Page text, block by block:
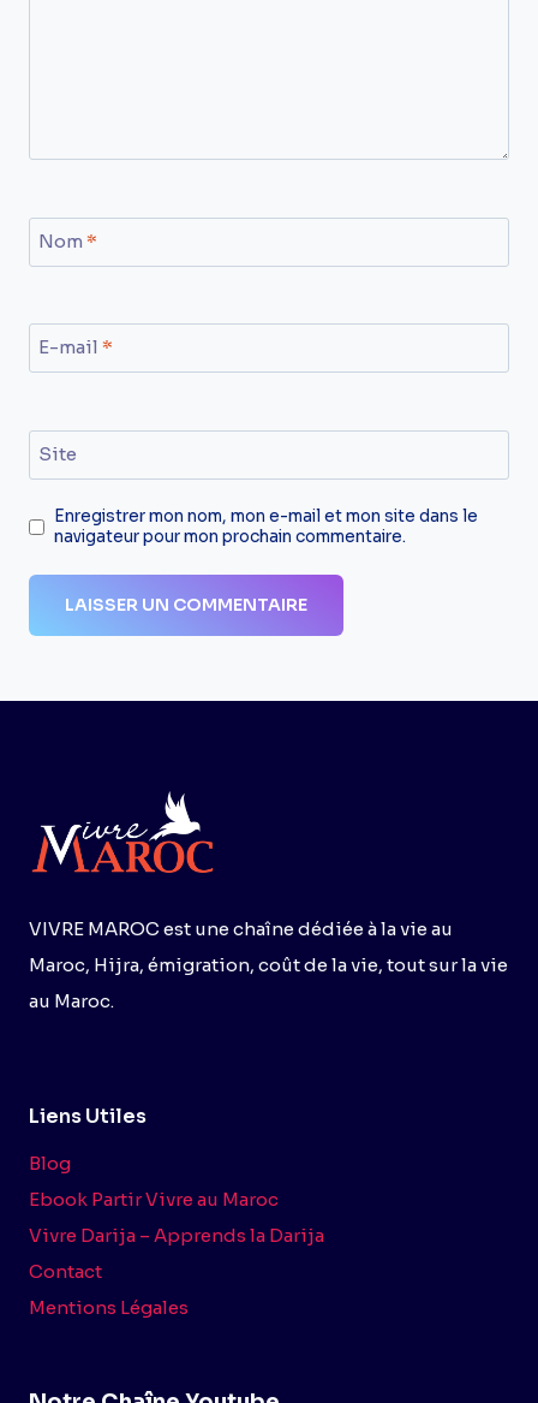
Nom *
E-mail *
Site
Enregistrer mon nom, mon e-mail et mon site dans le
navigateur pour mon prochain commentaire.
VIVRE MAROC est une chaîne dédiée à la vie au
Maroc, Hijra, émigration, coût de la vie, tout sur la vie
au Maroc.
Liens Utiles
Blog
Ebook Partir Vivre au Maroc
Vivre Darija – Apprends la Darija
Contact
Mentions Légales